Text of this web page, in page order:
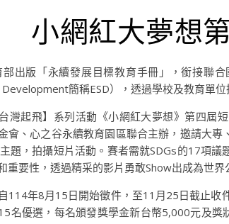
小網紅大夢想
出版「永續發展目標教育手冊」，銜接聯
簡稱ESD），透過學校及教育單位
台灣起飛】系列活動《小網紅大夢想》第四
會、心之谷永續教育園區聯合主辦，邀請大
題，拍攝短片活動。賽者需就SDGs的17項
重要性，透過精采的影片勇敢Show出成為世
114年8月15日開始徵件，至11月25日截止收
名優選，每名頒發獎學金新台幣5,000元及